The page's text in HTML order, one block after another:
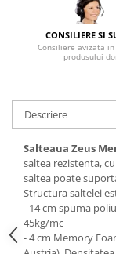
Scaune gradinita
Set mese si scaune
Mobilier copii
Saltele patuturi copii
Masa si scaune
Seturi comode
CONSILIERE SI
Consiliere avizata in
produsului
Descriere
Salteaua Zeus
saltea rezistenta,
saltea poate
Structura saltelei
- 14 cm spuma
45kg/mc
- 4 cm Memory